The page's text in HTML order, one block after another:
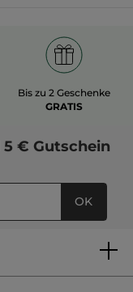
Bis zu 2 Geschenke
GRATIS
5 € Gutschein
OK